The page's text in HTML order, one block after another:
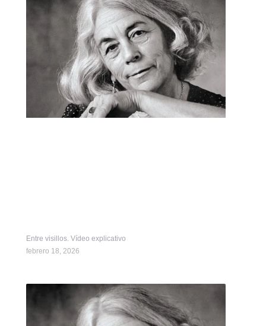
Entre visillos. Vídeo explicativo
febrero 18, 2026